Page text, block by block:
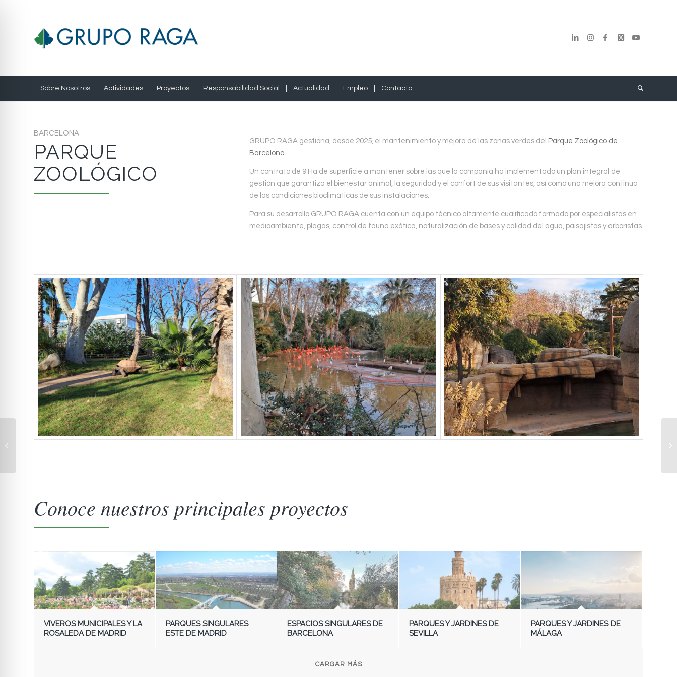
Sobre Nosotros Actividades Proyectos Responsabilidad Social Actualidad Empleo Contacto
BARCELONA
PARQUE
ZOOLÓGICO
GRUPO RAGA gestiona, desde 2025, el mantenimiento y mejora de las zonas verdes del Parque Zoológico de
Barcelona.
Un contrato de 9 Ha de superficie a mantener sobre las que la compañía ha implementado un plan integral de
gestión que garantiza el bienestar animal, la seguridad y el confort de sus visitantes, así como una mejora continua
de las condiciones bioclimáticas de sus instalaciones.
Para su desarrollo GRUPO RAGA cuenta con un equipo técnico altamente cualificado formado por especialistas en
medioambiente, plagas, control de fauna exótica, naturalización de bases y calidad del agua, paisajistas y arboristas.
Conoce nuestros principales proyectos
VIVEROS MUNICIPALES Y LA
ROSALEDA DE MADRID
PARQUES SINGULARES
ESTE DE MADRID
ESPACIOS SINGULARES DE
BARCELONA
PARQUES Y JARDINES DE
SEVILLA
PARQUES Y JARDINES DE
MÁLAGA
CARGAR MÁS
CANAL DE ISABEL II DE